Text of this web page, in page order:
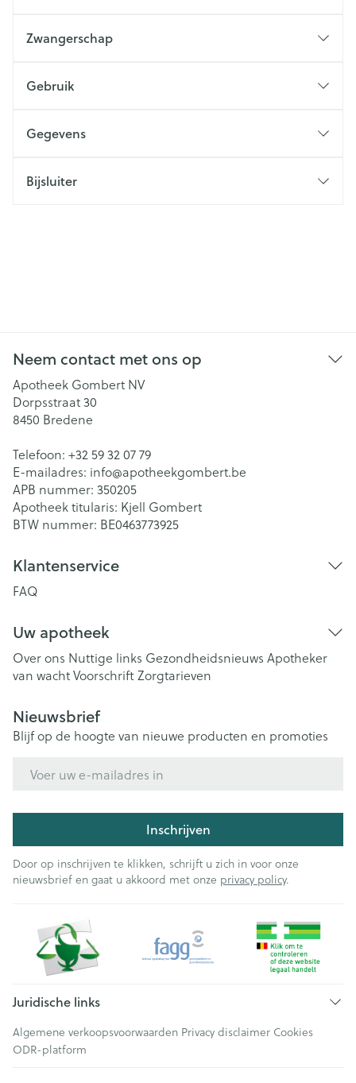
Zwangerschap
Gebruik
Gegevens
Bijsluiter
Neem contact met ons op
Apotheek Gombert NV
Dorpsstraat 30
8450 Bredene
Telefoon: +32 59 32 07 79
E-mailadres: info@apotheekgombert.be
APB nummer: 350205
Apotheek titularis: Kjell Gombert
BTW nummer: BE0463773925
Klantenservice
FAQ
Uw apotheek
Over ons Nuttige links Gezondheidsnieuws Apotheker
van wachtVoorschriftZorgtarieven
Nieuwsbrief
Blijf op de hoogte van nieuwe producten en promoties
Inschrijven
Door op inschrijven te klikken, schrijft u zich in voor onze
nieuwsbrief en gaat u akkoord met onze privacy policy.
Juridische links
Algemene verkoopsvoorwaarden Privacy disclaimer Cookies
ODR-platform